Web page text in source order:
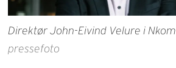
Direktør John-Eivind Velure i Nkom
pressefoto